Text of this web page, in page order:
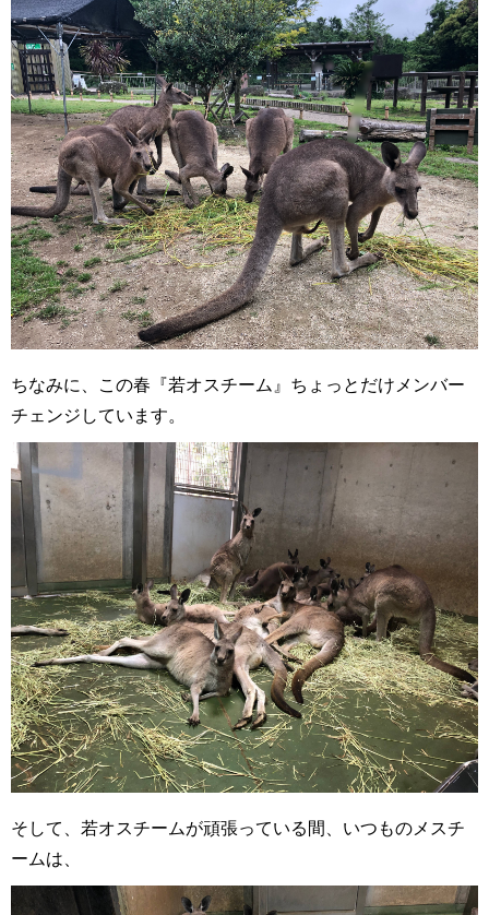
ちなみに、この春『若オスチーム』ちょっとだけメンバー
チェンジしています。
そして、若オスチームが頑張っている間、いつものメスチ
ームは、